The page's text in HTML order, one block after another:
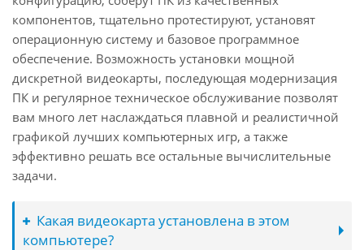
компонентов, тщательно протестируют, установят
операционную систему и базовое программное
обеспечение. Возможность установки мощной
дискретной видеокарты, последующая модернизация
ПК и регулярное техническое обслуживание позволят
вам много лет наслаждаться плавной и реалистичной
графикой лучших компьютерных игр, а также
эффективно решать все остальные вычислительные
задачи.
Какая видеокарта установлена в этом
компьютере?